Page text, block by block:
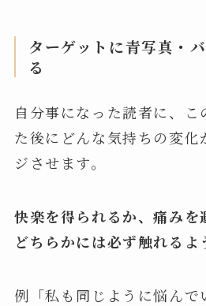
ターゲットに青写真・
る
自分事になった読者に、こ
た後にどんな気持ちの変化
ジさせます。
快楽を得られるか、痛みを
どちらかには必ず触れるよ
例「私も同じように悩んで